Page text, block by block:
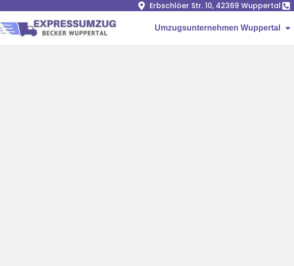
Erbschlöer Str. 10, 42369 Wuppertal
Umzugsunternehmen Wuppertal